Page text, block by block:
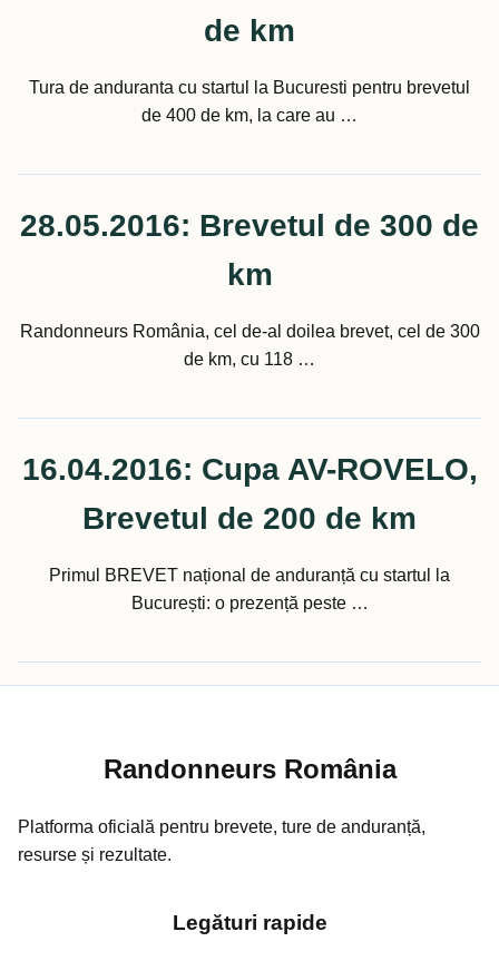
de km
Tura de anduranta cu startul la Bucuresti pentru brevetul
de 400 de km, la care au …
28.05.2016: Brevetul de 300 de
km
Randonneurs România, cel de-al doilea brevet, cel de 300
de km, cu 118 …
16.04.2016: Cupa AV-ROVELO,
Brevetul de 200 de km
Primul BREVET național de anduranță cu startul la
București: o prezență peste …
Randonneurs România
Platforma oficială pentru brevete, ture de anduranță,
resurse și rezultate.
Legături rapide